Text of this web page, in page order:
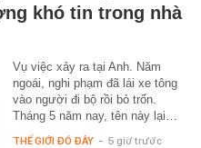
khó tin trong nhà
Vụ việc xảy ra tại Anh. Năm
ngoái, nghi phạm đã lái xe tông
vào người đi bộ rồi bỏ trốn.
Tháng 5 năm nay, tên này lại…
THẾ GIỚI ĐÓ ĐÂY - 5 giờ trước